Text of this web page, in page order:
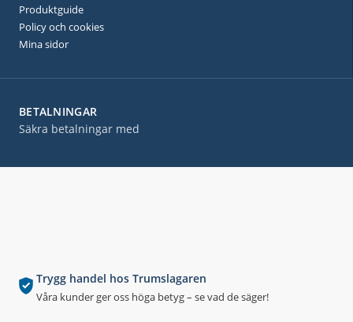
Trygg handel hos Trumslagaren
Våra kunder ger oss höga betyg – se vad de säger!
BETALNINGAR
Säkra betalningar med
Produktguide
Policy och cookies
Mina sidor